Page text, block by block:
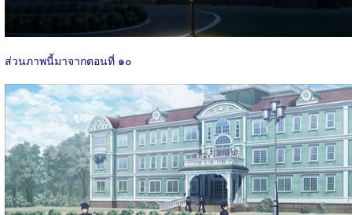
ส่วนภาพนี้มาจากตอนที่ ๑๐